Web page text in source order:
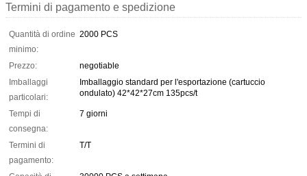
Termini di pagamento e spedizione
Quantità di ordine
minimo:
2000 PCS
Prezzo:
negotiable
Imballaggi
particolari:
Imballaggio standard per l'esportazione (cartuccio
ondulato) 42*42*27cm 135pcs/t
Tempi di
consegna:
7 giorni
Termini di
pagamento:
T/T